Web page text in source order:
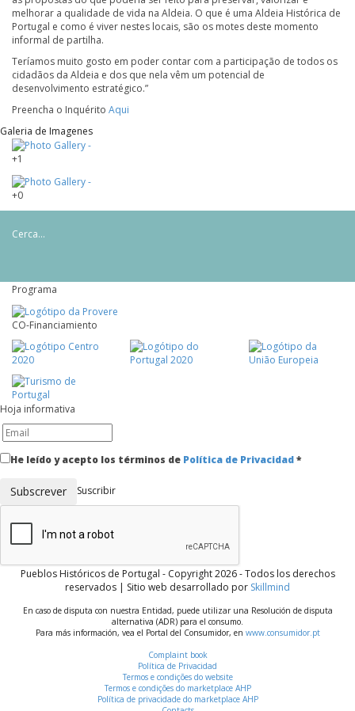
melhorar a qualidade de vida na Aldeia. O que é uma Aldeia Histórica de
Portugal e como é viver nestes locais, são os motes deste momento
informal de partilha.
Teríamos muito gosto em poder contar com a participação de todos os
cidadãos da Aldeia e dos que nela vêm um potencial de
desenvolvimento estratégico.”
Preencha o Inquérito Aqui
Galeria de Imagenes
+1
+0
Cerca...
Programa
CO-Financiamiento
Hoja informativa
He leído y acepto los términos de Política de Privacidad*
Suscribir
Pueblos Históricos de Portugal - Copyright 2026 - Todos los derechos
reservados | Sitio web desarrollado por Skillmind
En caso de disputa con nuestra Entidad, puede utilizar una Resolución de disputa
alternativa (ADR) para el consumo.
Para más información, vea el Portal del Consumidor, en www.consumidor.pt
Complaint book
Política de Privacidad
Termos e condições do website
Termos e condições do marketplace AHP
Política de privacidade do marketplace AHP